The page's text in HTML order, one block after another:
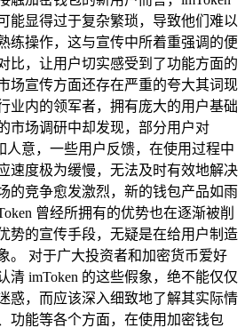
能显得过于复杂繁琐，导致他们难以
练操作，这与宣传中所着重强调的便
比，让用户切实感受到了功能方面的
场宣传方面还存在严重的夸大其词现
业内的领军者，拥有庞大的用户基础
市场调研中却发现，部分用户对
人意，一些用户反馈，在使用过程中
速度极为缓慢，无法及时有效地解决
的竞争愈发激烈，新的钱包产品如雨
曾经所拥有的优势也在逐渐被削
势的宣传手段，无疑是在给用户制造
。 对于广大投资者和加密货币爱好
清 imToken 的这些假象，绝不能仅仅
惑，而应该深入细致地了解其实际情
功能等各个方面，在使用加密钱包